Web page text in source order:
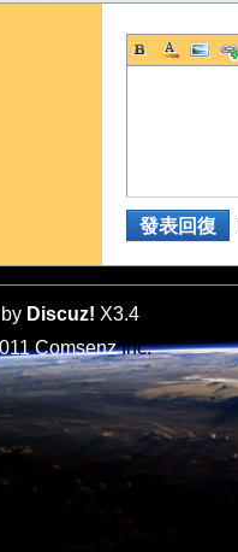
發表回復
Discuz! X3.4
ComsenzInc.